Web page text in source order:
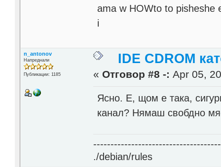
ama w HOWto to pisheshe
i
n_antonov
Напреднали
Публикации: 1185
IDE CDROM
« Отговор #8 -: Apr 05,
Ясно. Е, щом е така,
канал? Нямаш свобдно
./debian/rules